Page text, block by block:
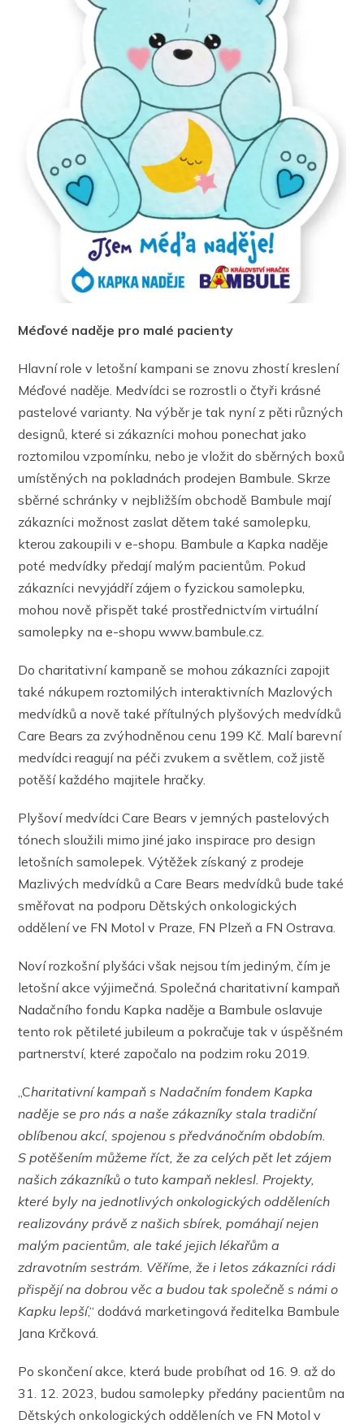
Méďové naděje pro malé pacienty
Hlavní role v letošní kampani se znovu zhostí kreslení
Méďové naděje. Medvídci se rozrostli o čtyři krásné
pastelové varianty. Na výběr je tak nyní z pěti různých
designů, které si zákazníci mohou ponechat jako
roztomilou vzpomínku, nebo je vložit do sběrných boxů
umístěných na pokladnách prodejen Bambule. Skrze
sběrné schránky v nejbližším obchodě Bambule mají
zákazníci možnost zaslat dětem také samolepku,
kterou zakoupili v e-shopu. Bambule a Kapka naděje
poté medvídky předají malým pacientům. Pokud
zákazníci nevyjádří zájem o fyzickou samolepku,
mohou nově přispět také prostřednictvím virtuální
samolepky na e-shopu www.bambule.cz.
Do charitativní kampaně se mohou zákazníci zapojit
také nákupem roztomilých interaktivních Mazlových
medvídků a nově také přítulných plyšových medvídků
Care Bears za zvýhodněnou cenu 199 Kč. Malí barevní
medvídci reagují na péči zvukem a světlem, což jistě
potěší každého majitele hračky.
Plyšoví medvídci Care Bears v jemných pastelových
tónech sloužili mimo jiné jako inspirace pro design
letošních samolepek. Výtěžek získaný z prodeje
Mazlivých medvídků a Care Bears medvídků bude také
směřovat na podporu Dětských onkologických
oddělení ve FN Motol v Praze, FN Plzeň a FN Ostrava.
Noví rozkošní plyšáci však nejsou tím jediným, čím je
letošní akce výjimečná. Společná charitativní kampaň
Nadačního fondu Kapka naděje a Bambule oslavuje
tento rok pětileté jubileum a pokračuje tak v úspěšném
partnerství, které započalo na podzim roku 2019.
„Charitativní kampaň s Nadačním fondem Kapka
naděje se pro nás a naše zákazníky stala tradiční
oblíbenou akcí, spojenou s předvánočním obdobím.
S potěšením můžeme říct, že za celých pět let zájem
našich zákazníků o tuto kampaň neklesl. Projekty,
které byly na jednotlivých onkologických odděleních
realizovány právě z našich sbírek, pomáhají nejen
malým pacientům, ale také jejich lékařům a
zdravotním sestrám. Věříme, že i letos zákazníci rádi
přispějí na dobrou věc a budou tak společně s námi o
Kapku lepší,“ dodává marketingová ředitelka Bambule
Jana Krčková.
Po skončení akce, která bude probíhat od 16. 9. až do
31. 12. 2023, budou samolepky předány pacientům na
Dětských onkologických odděleních ve FN Motol v